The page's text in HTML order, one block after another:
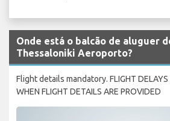
Onde está o balcão de aluguer
Thessaloniki Aeroporto?
Flight details mandatory. FLIGHT DELAYS
WHEN FLIGHT DETAILS ARE PROVIDED